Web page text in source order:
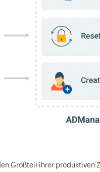
Großteil ihrer produktiven